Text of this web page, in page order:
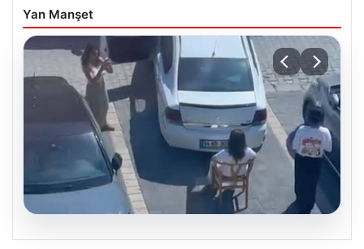
Yan Manşet
05.08.2026